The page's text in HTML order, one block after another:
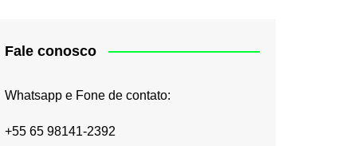
Fale conosco
Whatsapp e Fone de contato:
+55 65 98141-2392